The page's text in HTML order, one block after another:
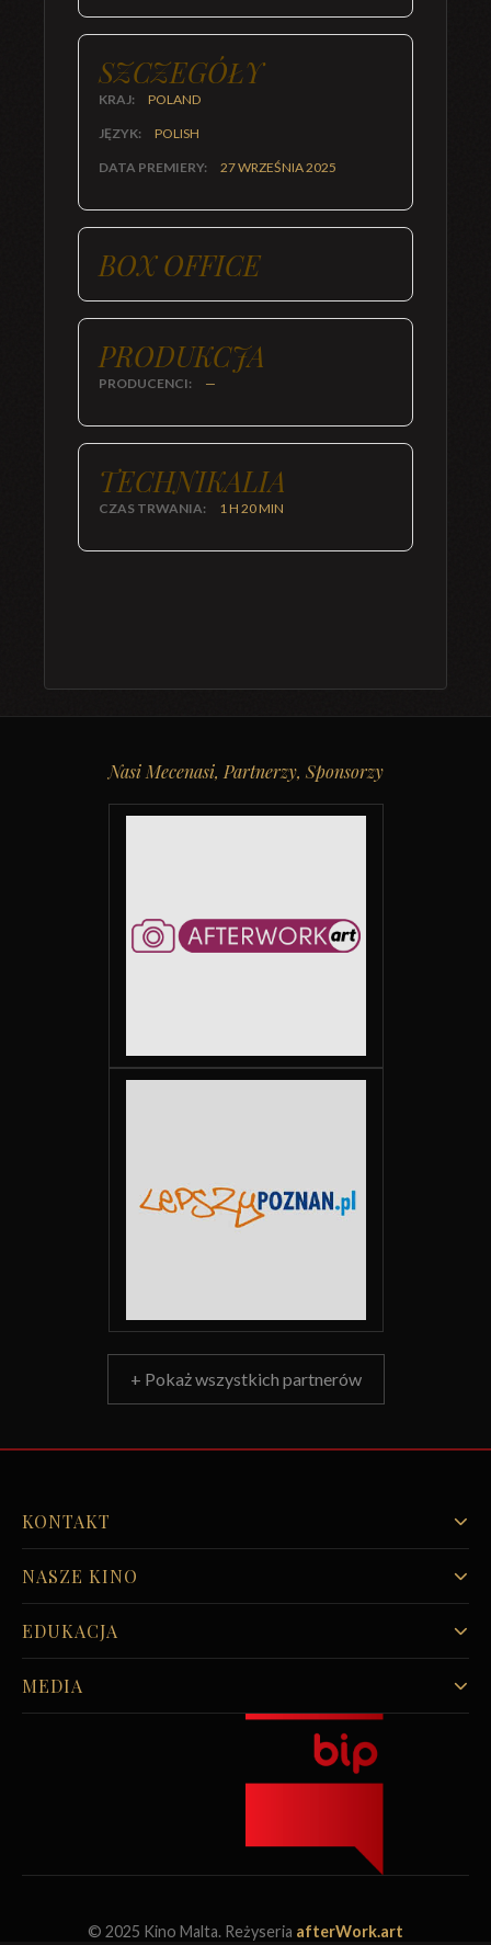
SZCZEGÓŁY
KRAJ: POLAND
JĘZYK: POLISH
DATA PREMIERY: 27 WRZEŚNIA 2025
BOX OFFICE
PRODUKCJA
PRODUCENCI: —
TECHNIKALIA
CZAS TRWANIA: 1 H 20 MIN
Nasi Mecenasi, Partnerzy, Sponsorzy
+ Pokaż wszystkich partnerów
KONTAKT
NASZE KINO
EDUKACJA
MEDIA
© 2025 Kino Malta. Reżyseria afterWork.art